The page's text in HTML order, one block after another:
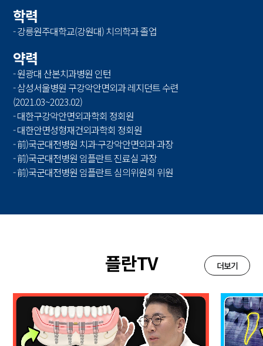
학력
- 강릉원주대학교(강원대) 치의학과 졸업
약력
- 원광대 산본치과병원 인턴
- 삼성서울병원 구강악안면외과 레지던트 수련
(2021.03~2023.02)
- 대한구강악안면외과학회 정회원
- 대한안면성형재건외과학회 정회원
- 前)국군대전병원 치과·구강악안면외과 과장
- 前)국군대전병원 임플란트 진료실 과장
- 前)국군대전병원 임플란트 심의위원회 위원
플란TV 더보기